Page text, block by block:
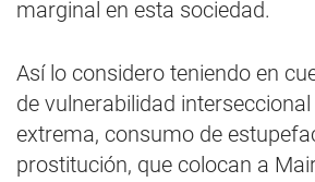
marginal en esta sociedad.
Así lo considero teniendo en
de vulnerabilidad
extrema, consumo de
prostitución, que colocan a